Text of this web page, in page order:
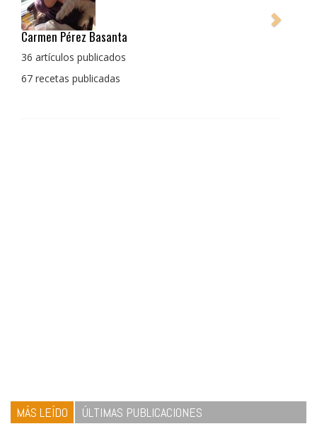
Pedro Manuel Collado Cruz
La cocina para mi es producto bien tratado sin
con un toque diferente